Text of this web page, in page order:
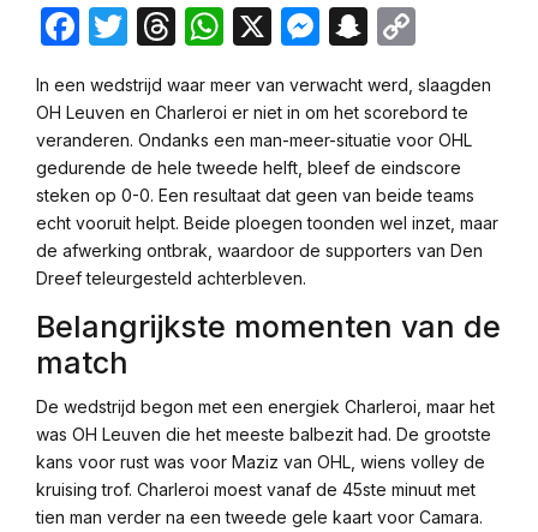
Facebook
Twitter
Threads
WhatsApp
X Messenger
Snapchat
In een wedstrijd waar meer van verwacht werd, slaagden
OH Leuven en Charleroi er niet in om het scorebord te
veranderen. Ondanks een man-meer-situatie voor OHL
gedurende de hele tweede helft, bleef de eindscore
steken op 0-0. Een resultaat dat geen van beide teams
echt vooruit helpt. Beide ploegen toonden wel inzet, maar
de afwerking ontbrak, waardoor de supporters van Den
Dreef teleurgesteld achterbleven.
Belangrijkste momenten van de
match
De wedstrijd begon met een energiek Charleroi, maar het
was OH Leuven die het meeste balbezit had. De grootste
kans voor rust was voor Maziz van OHL, wiens volley de
kruising trof. Charleroi moest vanaf de 45ste minuut met
tien man verder na een tweede gele kaart voor Camara.